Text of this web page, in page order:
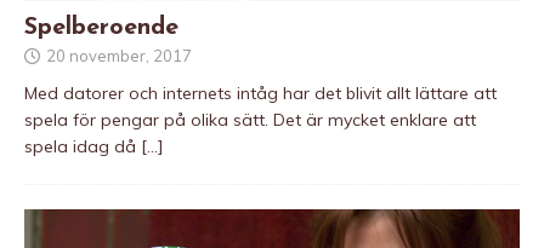
Spelberoende
20 november, 2017
Med datorer och internets intåg har det blivit allt lättare att
spela för pengar på olika sätt. Det är mycket enklare att
spela idag då […]